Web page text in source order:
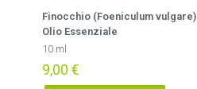
Finocchio (Foeniculum vulgare)
Olio Essenziale
10 ml
9,00 €